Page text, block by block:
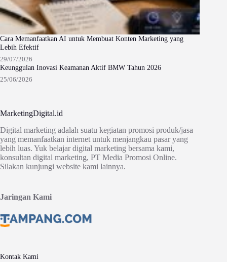
Cara Memanfaatkan AI untuk Membuat Konten Marketing yang
Lebih Efektif
29/07/2026
Keunggulan Inovasi Keamanan Aktif BMW Tahun 2026
25/06/2026
MarketingDigital.id
Digital marketing adalah suatu kegiatan promosi produk/jasa
yang memanfaatkan internet untuk menjangkau pasar yang
lebih luas. Yuk belajar digital marketing bersama kami,
konsultan digital marketing, PT Media Promosi Online.
Silakan kunjungi website kami lainnya.
Jaringan Kami
Kontak Kami